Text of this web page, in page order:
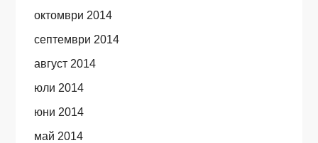
октомври 2014
септември 2014
август 2014
юли 2014
юни 2014
май 2014